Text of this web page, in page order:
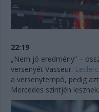
22:19
„Nem jó eredmény” –
versenyét Vasseur.
a versenytempó, pedig
Mercedes szintjén lesznek.